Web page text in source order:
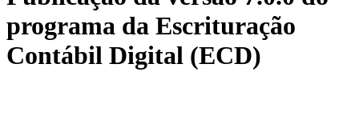
programa da Escrituração
Contábil Digital (ECD)